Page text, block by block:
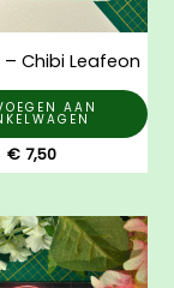
Chibi Leafeon
AAN
€ 7,50